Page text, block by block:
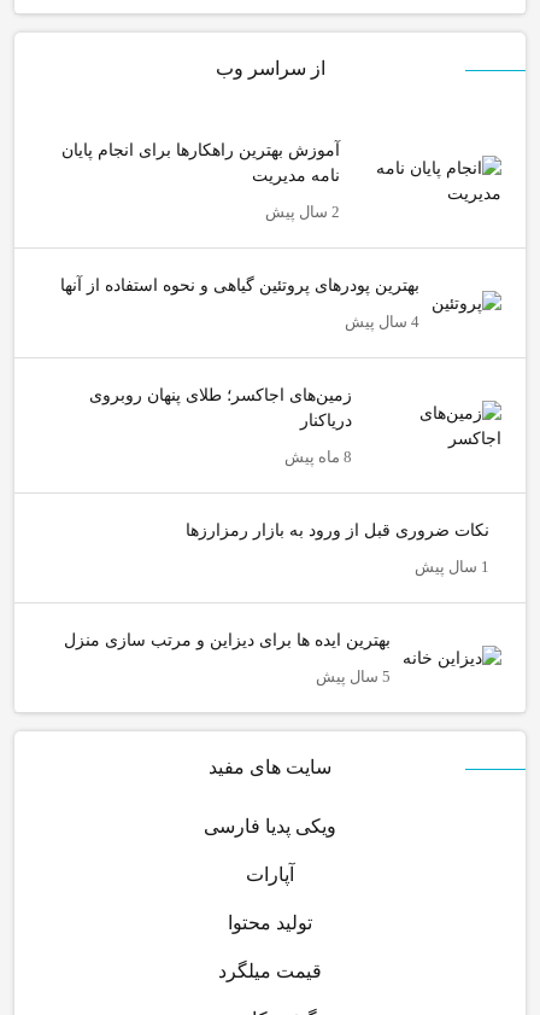
از سراسر وب
آموزش بهترین راهکارها برای انجام پایان
نامه مدیریت
2 سال پیش
بهترین پودرهای پروتئین گیاهی و نحوه استفاده از آنها
4 سال پیش
زمین‌های اجاکسر؛ طلای پنهان روبروی
دریاکنار
8 ماه پیش
نکات ضروری قبل از ورود به بازار رمزارزها
1 سال پیش
بهترین ایده ها برای دیزاین و مرتب سازی منزل
5 سال پیش
سایت های مفید
ویکی پدیا فارسی
آپارات
تولید محتوا
قیمت میلگرد